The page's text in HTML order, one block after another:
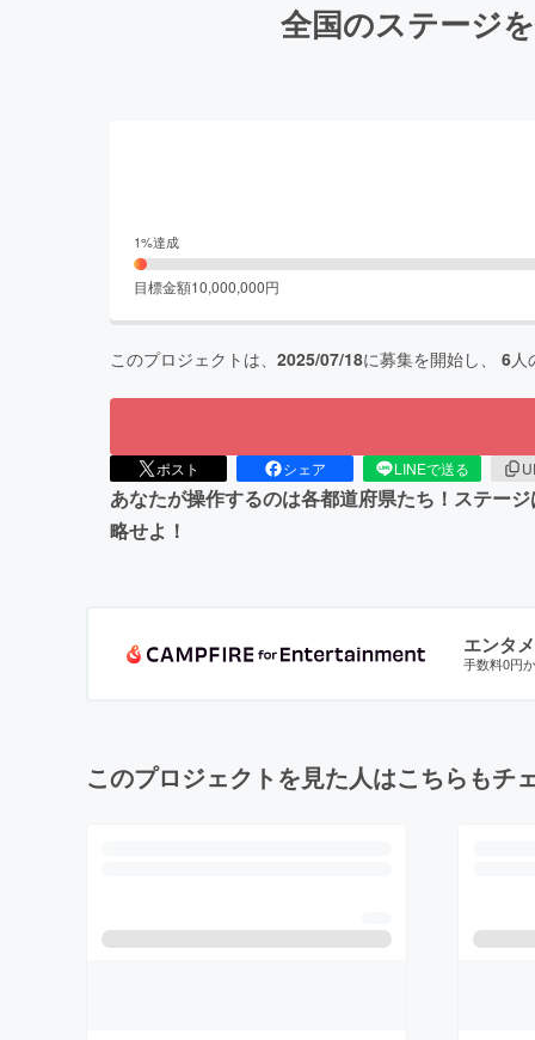
全国のステージ
1%達成
目標金額10,000,000円
このプロジェクトは、 2025/07/18に募集を開始し、 6人
ポスト シェア LINEで送る
あなたが操作するのは各都道府県たち！ステー
略せよ！
エンタ
手数料0円
このプロジェクトを見た人はこちらもチ